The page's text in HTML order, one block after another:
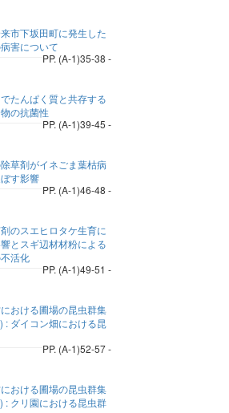
市下坂田町に発生した
害について
PP. (A-1)35-38 -
たんぱく質と共存する
の抗菌性
PP. (A-1)39-45 -
草剤がイネごま葉枯病
す影響
PP. (A-1)46-48 -
のスエヒロタケ生育に
とスギ辺材材粉による
活化
PP. (A-1)49-51 -
おける圃場の昆虫群集
: ダイコン畑における昆
PP. (A-1)52-57 -
おける圃場の昆虫群集
: クリ園における昆虫群